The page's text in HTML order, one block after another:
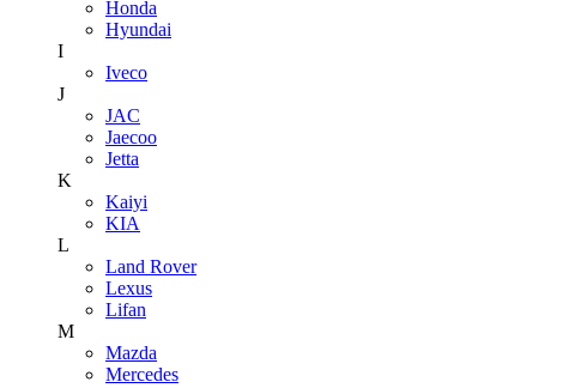
Honda
Hyundai
I
Iveco
J
JAC
Jaecoo
Jetta
K
Kaiyi
KIA
L
Land Rover
Lexus
Lifan
M
Mazda
Mercedes